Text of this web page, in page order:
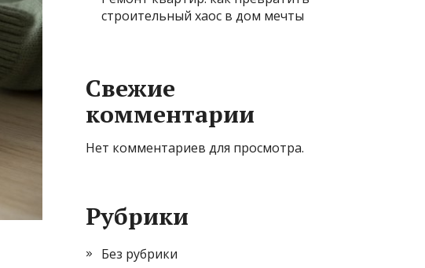
строительный хаос в дом мечты
Свежие
комментарии
Нет комментариев для просмотра.
Рубрики
Без рубрики